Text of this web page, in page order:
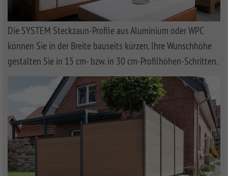
SYSTEM
LICHT
SYSTEM
NEO
SYSTEM
RHOMBUS
HOLZ
SYSTEM
HOLZ
Die SYSTEM Steckzaun-Profile aus Aluminium oder WPC
können Sie in der Breite bauseits kürzen. Ihre Wunschhöhe
gestalten Sie in 15 cm- bzw. in 30 cm-Profilhöhen-Schritten.